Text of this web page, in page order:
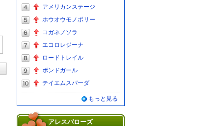
アメリカンステージ
ホウオウモノポリー
コガネノソラ
エコロレジーナ
ロードトレイル
ボンドガール
テイエムスパーダ
もっと見る
アレスバローズ